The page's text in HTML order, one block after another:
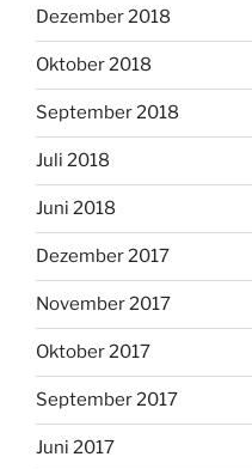
Dezember 2018
Oktober 2018
September 2018
Juli 2018
Juni 2018
Dezember 2017
November 2017
Oktober 2017
September 2017
Juni 2017